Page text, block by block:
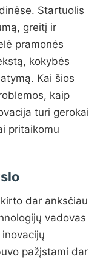
Startuolis
greitį ir
pramonės
kokybės
Kai šios
kaip
turi gerokai
pritaikomu
dar anksčiau
vadovas
inovacijų
pažįstami dar